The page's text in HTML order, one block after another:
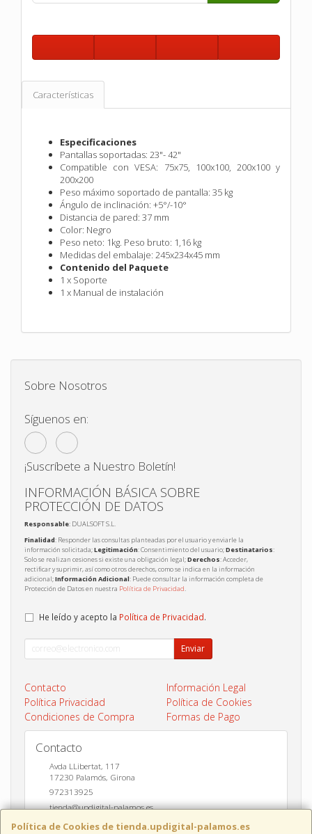
Características
Especificaciones
Pantallas soportadas: 23"- 42"
Compatible con VESA: 75x75, 100x100, 200x100 y
200x200
Peso máximo soportado de pantalla: 35 kg
Ángulo de inclinación: +5°/-10°
Distancia de pared: 37 mm
Color: Negro
Peso neto: 1kg. Peso bruto: 1,16 kg
Medidas del embalaje: 245x234x45 mm
Contenido del Paquete
1 x Soporte
1 x Manual de instalación
Política de Cookies de tienda.updigital-palamos.es
Sobre Nosotros
Síguenos en:
¡Suscríbete a Nuestro Boletín!
INFORMACIÓN BÁSICA SOBRE
PROTECCIÓN DE DATOS
Responsable: DUALSOFT S.L.
Finalidad: Responder las consultas planteadas por el usuario y enviarle la
información solicitada;Legitimación: Consentimiento del usuario;Destinatarios:
Solo se realizan cesiones si existe una obligación legal;Derechos: Acceder,
rectificar y suprimir, así como otros derechos, como se indica en la información
adicional;Información Adicional: Puede consultar la información completa de
Protección de Datos en nuestra Política de Privacidad.
He leído y acepto la Política de Privacidad.
Enviar
Contacto
Información Legal
Política Privacidad
Política de Cookies
Condiciones de Compra
Formas de Pago
Contacto
Avda LLibertat, 117
17230 Palamós, Girona
972313925
tienda@updigital-palamos.es